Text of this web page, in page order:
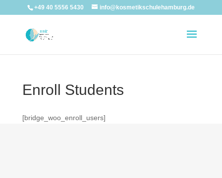
+49 40 5556 5430 info@kosmetikschulehamburg.de
Enroll Students
[bridge_woo_enroll_users]